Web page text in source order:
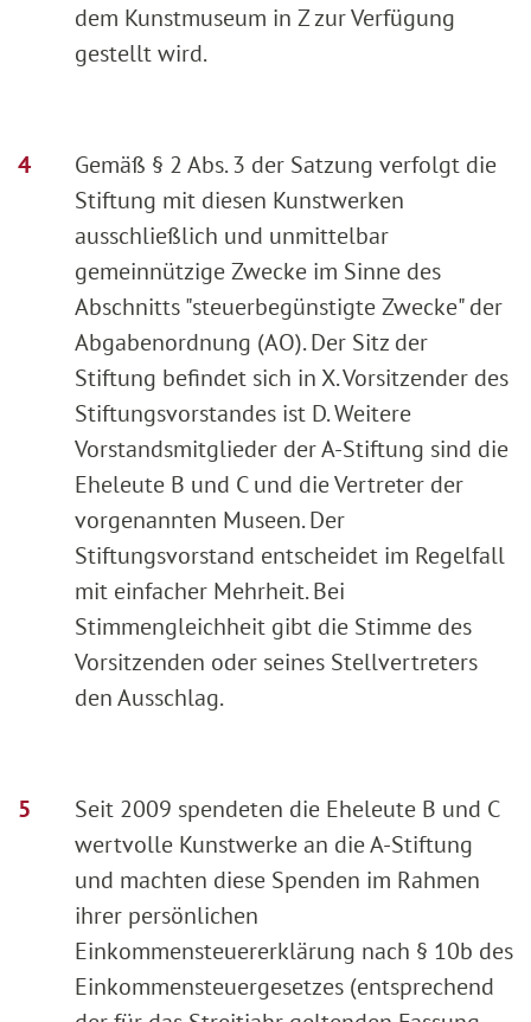
dem Kunstmuseum in Z zur Verfügung
gestellt wird.
Gemäß § 2 Abs. 3 der Satzung verfolgt die
Stiftung mit diesen Kunstwerken
ausschließlich und unmittelbar
gemeinnützige Zwecke im Sinne des
Abschnitts "steuerbegünstigte Zwecke" der
Abgabenordnung (AO). Der Sitz der
Stiftung befindet sich in X. Vorsitzender des
Stiftungsvorstandes ist D. Weitere
Vorstandsmitglieder der A-Stiftung sind die
Eheleute B und C und die Vertreter der
vorgenannten Museen. Der
Stiftungsvorstand entscheidet im Regelfall
mit einfacher Mehrheit. Bei
Stimmengleichheit gibt die Stimme des
Vorsitzenden oder seines Stellvertreters
den Ausschlag.
Seit 2009 spendeten die Eheleute B und C
wertvolle Kunstwerke an die A-Stiftung
und machten diese Spenden im Rahmen
ihrer persönlichen
Einkommensteuererklärung nach § 10b des
Einkommensteuergesetzes (entsprechend